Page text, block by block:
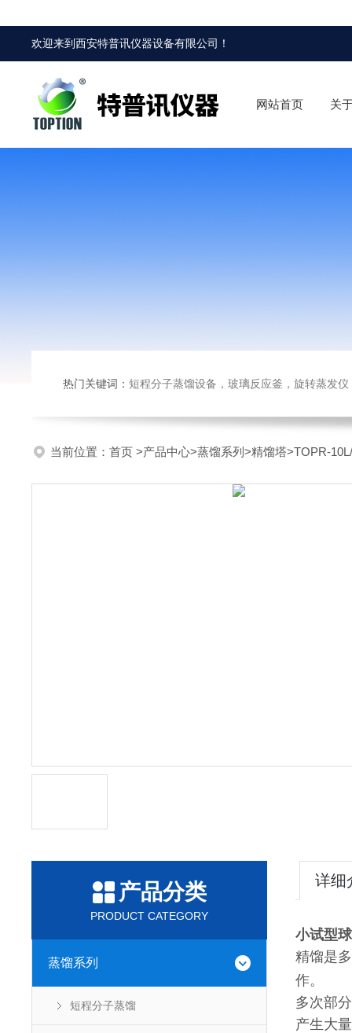
欢迎来到西安特普讯仪器设备有限公司 ！
网站首页 关
热门关键词： 短程分子蒸馏设备，玻璃反应釜，旋转蒸发
当前位置： 首页 >产品中心>蒸馏系列 >精馏塔>TOPR-
产品分类
PRODUCT CATEGORY
蒸馏系列
短程分子蒸馏
详细
小试型
精馏是
作。
多次部
产生大